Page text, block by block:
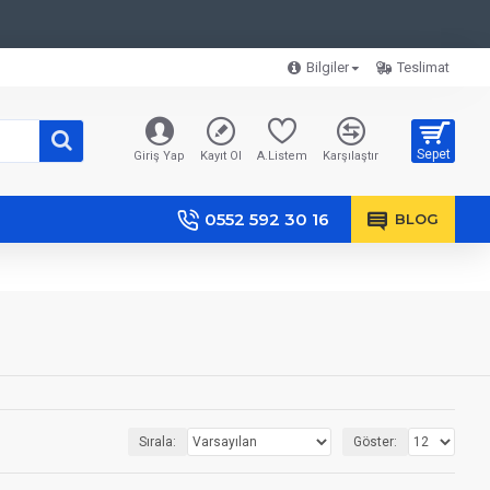
Bilgiler Teslimat
Giriş Yap Kayıt Ol A.Listem Karşılaştır Sepet
0552 592 30 16 BLOG
Sırala: Göster: